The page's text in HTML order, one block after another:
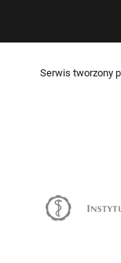
Serwis tworzony